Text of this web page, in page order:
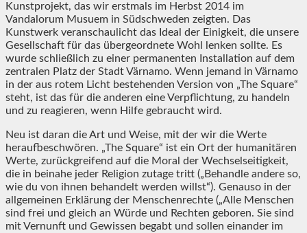
Kunstprojekt, das wir erstmals im Herbst 2014 im
Vandalorum Musuem in Südschweden zeigten. Das
Kunstwerk veranschaulicht das Ideal der Einigkeit, die unsere
Gesellschaft für das übergeordnete Wohl lenken sollte. Es
wurde schließlich zu einer permanenten Installation auf dem
zentralen Platz der Stadt Värnamo. Wenn jemand in Värnamo
in der aus rotem Licht bestehenden Version von „The Square“
steht, ist das für die anderen eine Verpflichtung, zu handeln
und zu reagieren, wenn Hilfe gebraucht wird.
Neu ist daran die Art und Weise, mit der wir die Werte
heraufbeschwören. „The Square“ ist ein Ort der humanitären
Werte, zurückgreifend auf die Moral der Wechselseitigkeit,
die in beinahe jeder Religion zutage tritt („Behandle andere so,
wie du von ihnen behandelt werden willst“). Genauso in der
allgemeinen Erklärung der Menschenrechte („Alle Menschen
sind frei und gleich an Würde und Rechten geboren. Sie sind
mit Vernunft und Gewissen begabt und sollen einander im